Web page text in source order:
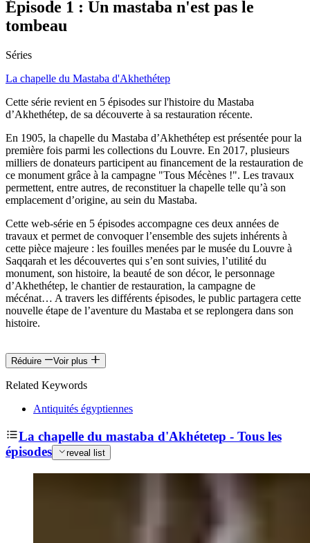
Épisode 1 : Un mastaba n'est pas le
tombeau
Séries
La chapelle du Mastaba d'Akhethétep
Cette série revient en 5 épisodes sur l'histoire du Mastaba
d’Akhethétep, de sa découverte à sa restauration récente.
En 1905, la chapelle du Mastaba d’Akhethétep est présentée pour la
première fois parmi les collections du Louvre. En 2017, plusieurs
milliers de donateurs participent au financement de la restauration de
ce monument grâce à la campagne "Tous Mécènes !". Les travaux
permettent, entre autres, de reconstituer la chapelle telle qu’à son
emplacement d’origine, au sein du Mastaba.
Cette web-série en 5 épisodes accompagne ces deux années de
travaux et permet de convoquer l’ensemble des sujets inhérents à
cette pièce majeure : les fouilles menées par le musée du Louvre à
Saqqarah et les découvertes qui s’en sont suivies, l’utilité du
monument, son histoire, la beauté de son décor, le personnage
d’Akhethétep, le chantier de restauration, la campagne de
mécénat… A travers les différents épisodes, le public partagera cette
nouvelle étape de l’aventure du Mastaba et se replongera dans son
histoire.
Réduire Voir plus
Related Keywords
Antiquités égyptiennes
La chapelle du mastaba d'Akhétetep - Tous les
épisodes
reveal list